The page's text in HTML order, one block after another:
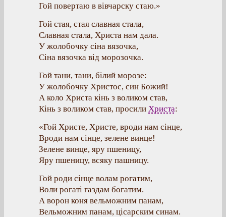
Гой повертаю в вівчарску стаю.»
Гой стая, стая славная стала,
Славная стала, Христа нам дала.
У жолобочку сіна вязочка,
Сіна вязочка від морозочка.
Гой тани, тани, білий морозе:
У жолобочку Христос, син Божий!
А коло Христа кінь з воликом став,
Кінь з воликом став, просили Христа:
«Гой Христе, Христе, вроди нам сінце,
Вроди нам сінце, зелене винце!
Зелене винце, яру пшеницу,
Яру пшеницу, всяку пашницу.
Гой роди сінце волам рогатим,
Воли рогаті газдам богатим.
А ворон коня вельможним панам,
Вельможним панам, цісарским синам.